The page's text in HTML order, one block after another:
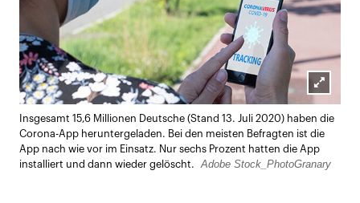
Lightbox
öffnen
Insgesamt 15,6 Millionen Deutsche (Stand 13. Juli 2020) haben die
Corona-App heruntergeladen. Bei den meisten Befragten ist die
App nach wie vor im Einsatz. Nur sechs Prozent hatten die App
installiert und dann wieder gelöscht.
Adobe Stock_PhotoGranary